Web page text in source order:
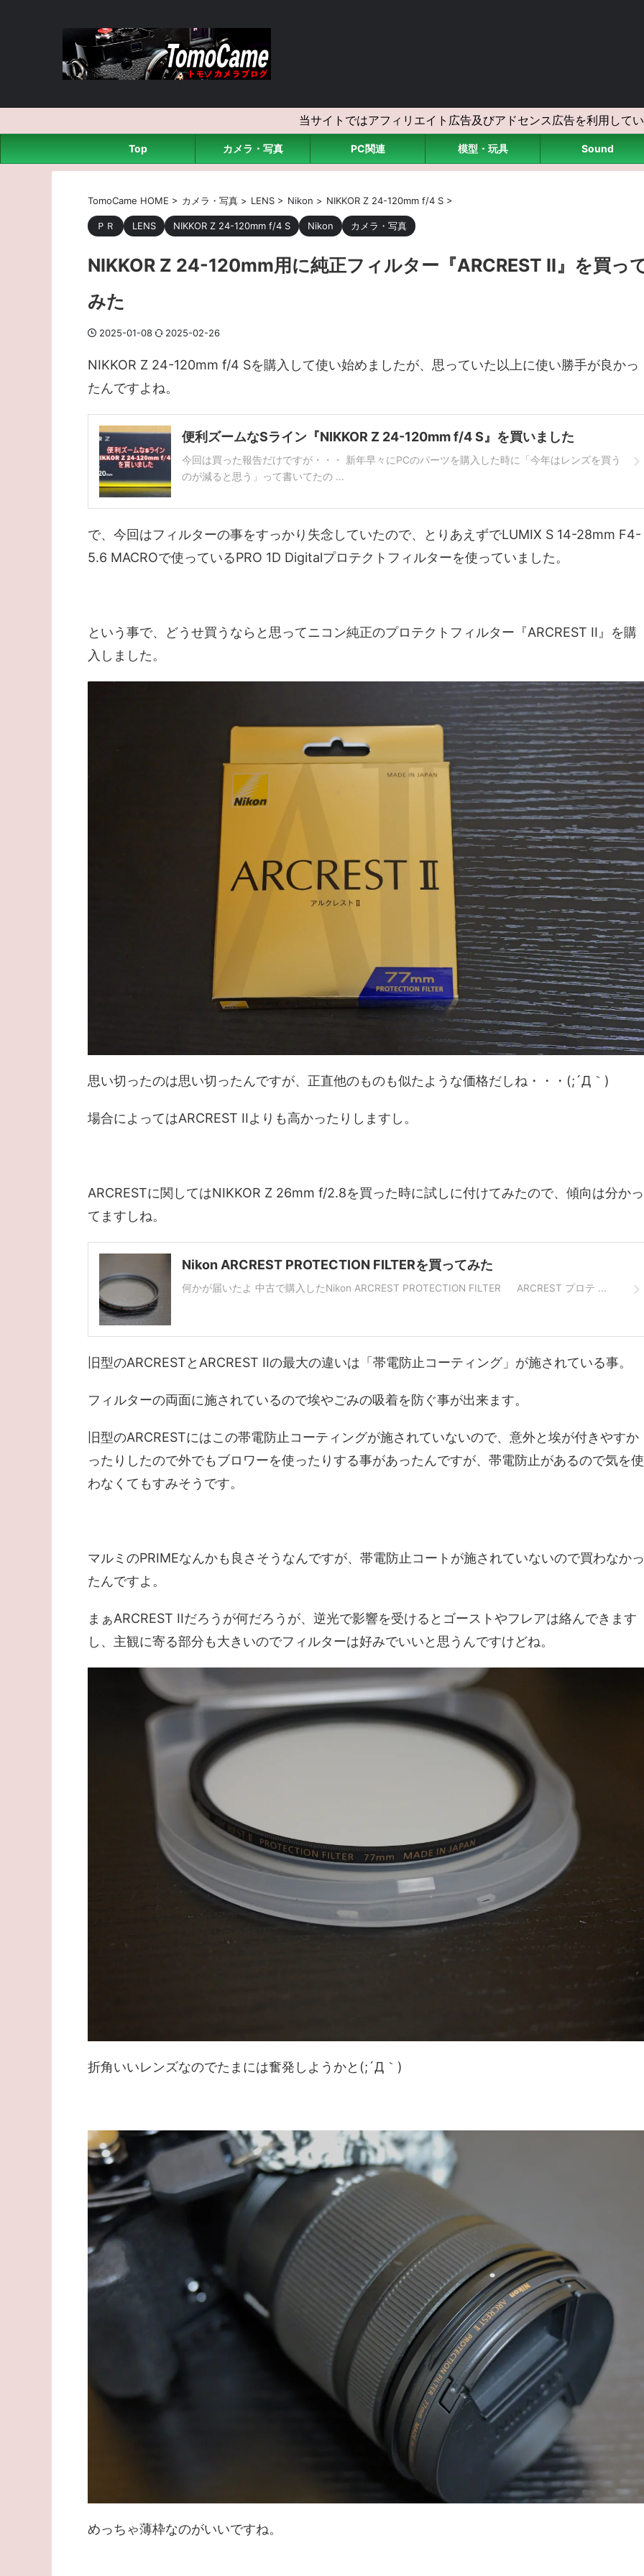
当サイトではアフィリエイト広告及びアドセンス広告を利用して
Top カメラ・写真 PC関連 模型・玩具 Sound
TomoCame HOME > カメラ・写真 > LENS > Nikon > NIKKOR Z 24-120mm f/4 S >
ＰＲ LENS NIKKOR Z 24-120mm f/4 S Nikon カメラ・写真
NIKKOR Z 24-120mm用に純正フィルター『ARCREST II』を買っ
みた
2025-01-08 2025-02-26
NIKKOR Z 24-120mm f/4 Sを購入して使い始めましたが、思っていた以上に使い勝手が良かっ
たんですよね。
便利ズームなSライン『NIKKOR Z 24-120mm f/4 S』を買いました
今回は買った報告だけですが・・・ 新年早々にPCのパーツを購入した時に「今年はレンズを買う
のが減ると思う」って書いてたの ...
で、今回はフィルターの事をすっかり失念していたので、とりあえずでLUMIX S 14-28mm F4-
5.6 MACROで使っているPRO 1D Digitalプロテクトフィルターを使っていました。
という事で、どうせ買うならと思ってニコン純正のプロテクトフィルター『ARCREST II』を購
入しました。
思い切ったのは思い切ったんですが、正直他のものも似たような価格だしね・・・(;´Д｀)
場合によってはARCREST IIよりも高かったりしますし。
ARCRESTに関してはNIKKOR Z 26mm f/2.8を買った時に試しに付けてみたので、傾向は分かっ
てますしね。
Nikon ARCREST PROTECTION FILTERを買ってみた
何かが届いたよ 中古で購入したNikon ARCREST PROTECTION FILTER ARCREST プロテ ...
旧型のARCRESTとARCREST IIの最大の違いは「帯電防止コーティング」が施されている事。
フィルターの両面に施されているので埃やごみの吸着を防ぐ事が出来ます。
旧型のARCRESTにはこの帯電防止コーティングが施されていないので、意外と埃が付きやすか
ったりしたので外でもブロワーを使ったりする事があったんですが、帯電防止があるので気を使
わなくてもすみそうです。
マルミのPRIMEなんかも良さそうなんですが、帯電防止コートが施されていないので買わなかっ
たんですよ。
まぁARCREST IIだろうが何だろうが、逆光で影響を受けるとゴーストやフレアは絡んできます
し、主観に寄る部分も大きいのでフィルターは好みでいいと思うんですけどね。
折角いいレンズなのでたまには奮発しようかと(;´Д｀)
めっちゃ薄枠なのがいいですね。